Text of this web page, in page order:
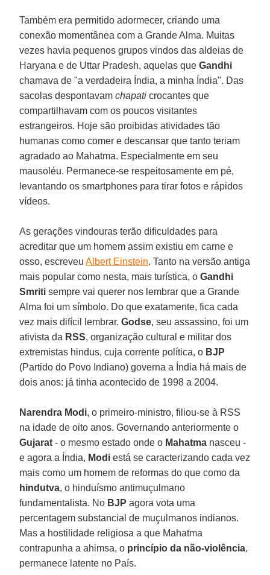
Também era permitido adormecer, criando uma
conexão momentânea com a Grande Alma. Muitas
vezes havia pequenos grupos vindos das aldeias de
Haryana e de Uttar Pradesh, aquelas queGandhi
chamava de "a verdadeira Índia, a minha Índia". Das
sacolas despontavamchapati crocantes que
compartilhavam com os poucos visitantes
estrangeiros. Hoje são proibidas atividades tão
humanas como comer e descansar que tanto teriam
agradado ao Mahatma. Especialmente em seu
mausoléu. Permanece-se respeitosamente em pé,
levantando os smartphones para tirar fotos e rápidos
vídeos.
As gerações vindouras terão dificuldades para
acreditar que um homem assim existiu em carne e
osso, escreveuAlbert Einstein. Tanto na versão antiga
mais popular como nesta, mais turística, oGandhi
Smriti sempre vai querer nos lembrar que a Grande
Alma foi um símbolo. Do que exatamente, fica cada
vez mais difícil lembrar.Godse, seu assassino, foi um
ativista da RSS, organização cultural e militar dos
extremistas hindus, cuja corrente política, o BJP
(Partido do Povo Indiano) governa a Índia há mais de
dois anos: já tinha acontecido de 1998 a 2004.
Narendra Modi, o primeiro-ministro, filiou-se à RSS
na idade de oito anos. Governando anteriormente o
Gujarat - o mesmo estado onde o Mahatma nasceu -
e agora a Índia, Modi está se caracterizando cada vez
mais como um homem de reformas do que como da
hindutva, o hinduísmo antimuçulmano
fundamentalista. No BJP agora vota uma
percentagem substancial de muçulmanos indianos.
Mas a hostilidade religiosa a que Mahatma
contrapunha a ahimsa, o princípio da não-violência,
permanece latente no País.